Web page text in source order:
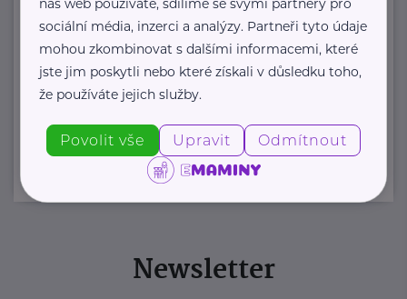
+420 800 100 150
info@hartmanndirect.cz
Zobrazit přehled společností
Newsletter
náš web používáte, sdílíme se svými partnery pro
sociální média, inzerci a analýzy. Partneři tyto údaje
mohou zkombinovat s dalšími informacemi, které
jste jim poskytli nebo které získali v důsledku toho,
že používáte jejich služby.
Povolit vše Upravit Odmítnout